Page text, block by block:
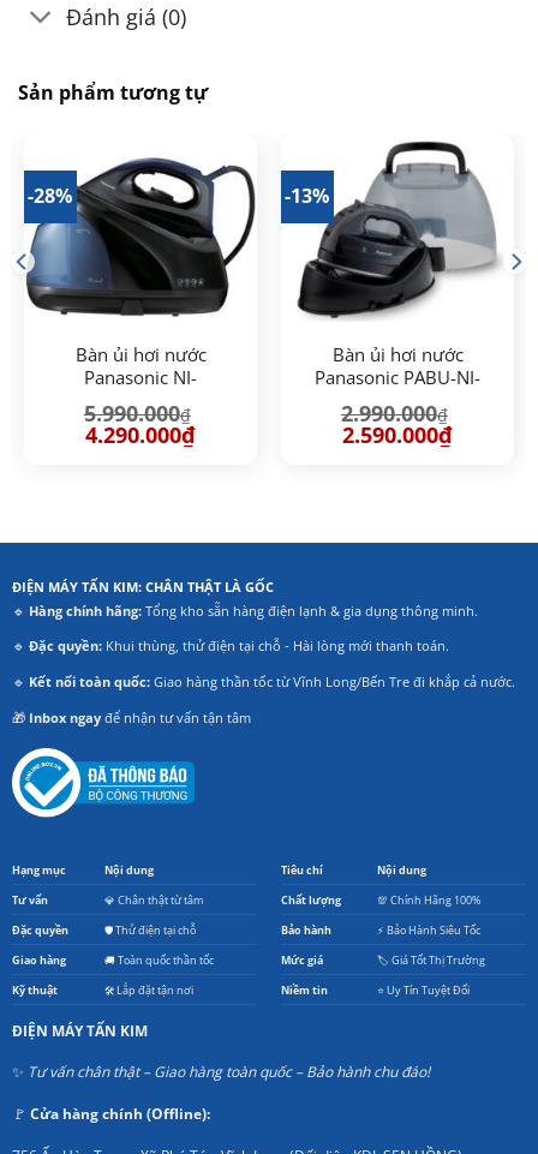
Đánh giá (0)
Sản phẩm tương tự
-28%
Bàn ủi hơi nước
Panasonic NI-
5.990.000₫
Giá
gốc
4.290.000₫Giá
-13%
Bàn ủi hơi nước
Panasonic PABU-NI-
2.990.000₫
Giá
gốc
2.590.000₫Giá
ĐIỆN MÁY TẤN KIM: CHÂN THẬT LÀ GỐC
🔹 Hàng chính hãng:Tổng kho sẵn hàng điện lạnh & gia dụng thông minh.
🔹 Đặc quyền:Khui thùng, thử điện tại chỗ - Hài lòng mới thanh toán.
🔹 Kết nối toàn quốc:Giao hàng thần tốc từ Vĩnh Long/Bến Tre đi khắp cả nước.
🎁 Inbox ngayđể nhận tư vấn tận tâm
Hạng mục Nội dung
Tư vấn 💎 Chân thật từ tâm
Đặc quyền 🛡️ Thử điện tại chỗ
Giao hàng 🚚 Toàn quốc thần tốc
Kỹ thuật 🛠️ Lắp đặt tận nơi
Tiêu chí Nội dung
Chất lượng 💯 Chính Hãng 100%
Bảo hành ⚡ Bảo Hành Siêu Tốc
Mức giá 🏷️ Giá Tốt Thị Trường
Niềm tin ⭐ Uy Tín Tuyệt Đối
ĐIỆN MÁY TẤN KIM
✨ Tư vấn chân thật – Giao hàng toàn quốc – Bảo hành chu đáo!
🚩 Cửa hàng chính (Offline):